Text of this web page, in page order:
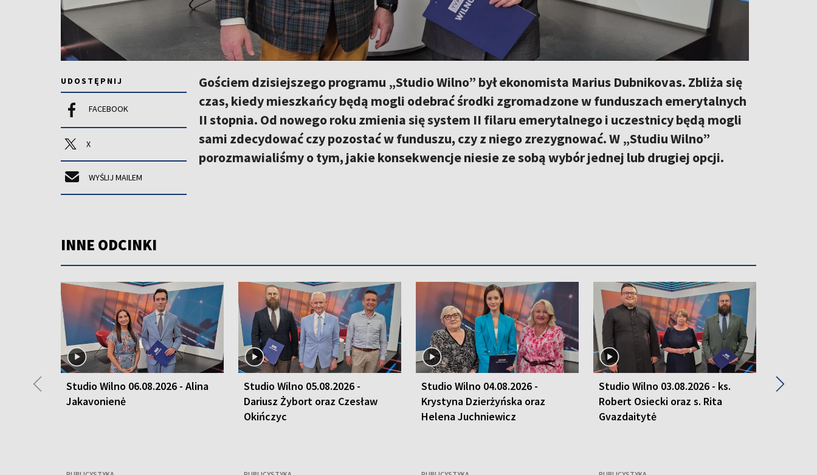
UDOSTĘPNIJ
FACEBOOK
X
WYŚLIJ MAILEM
Gościem dzisiejszego programu „Studio Wilno” był ekonomista Marius Dubnikovas. Zbliża się
czas, kiedy mieszkańcy będą mogli odebrać środki zgromadzone w funduszach emerytalnych
II stopnia. Od nowego roku zmienia się system II filaru emerytalnego i uczestnicy będą mogli
sami zdecydować czy pozostać w funduszu, czy z niego zrezygnować. W „Studiu Wilno”
porozmawialiśmy o tym, jakie konsekwencje niesie ze sobą wybór jednej lub drugiej opcji.
INNE ODCINKI
Studio Wilno 06.08.2026 - Alina
Jakavonienė
Studio Wilno 05.08.2026 -
Dariusz Żybort oraz Czesław
Okińczyc
Studio Wilno 04.08.2026 -
Krystyna Dzierżyńska oraz
Helena Juchniewicz
Studio Wilno 03.08.2026 - ks.
Robert Osiecki oraz s. Rita
Gvazdaitytė
Studio
◀ ▶